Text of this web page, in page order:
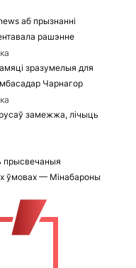
аб прызнанні
рашэнне
зразумелыя для
Чарнагор
замежжа, лічыць
прысвечаныя
ўмовах — Мінабароны